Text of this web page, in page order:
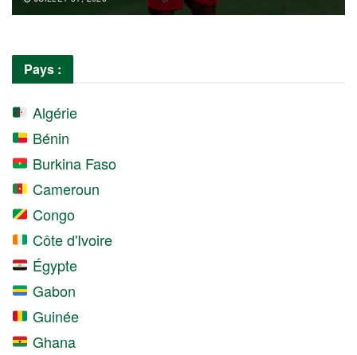
Pays :
Algérie
Bénin
Burkina Faso
Cameroun
Congo
Côte d'Ivoire
Égypte
Gabon
Guinée
Ghana